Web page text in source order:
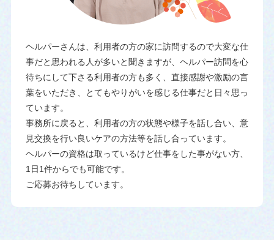
ヘルパーさんは、利用者の方の家に訪問するので大変な仕
事だと思われる人が多いと聞きますが、ヘルパー訪問を心
待ちにして下さる利用者の方も多く、直接感謝や激励の言
葉をいただき、とてもやりがいを感じる仕事だと日々思っ
ています。
事務所に戻ると、利用者の方の状態や様子を話し合い、意
見交換を行い良いケアの方法等を話し合っています。
ヘルパーの資格は取っているけど仕事をした事がない方、
1日1件からでも可能です。
ご応募お待ちしています。